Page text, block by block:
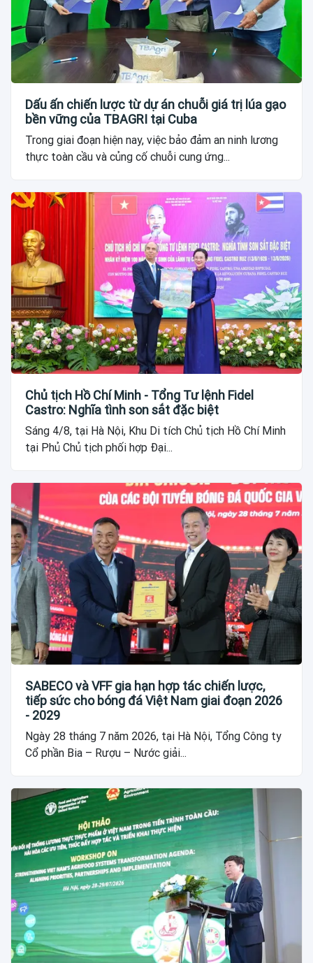
Dấu ấn chiến lược từ dự án chuỗi giá trị lúa gạo
bền vững của TBAGRI tại Cuba
Trong giai đoạn hiện nay, việc bảo đảm an ninh lương
thực toàn cầu và củng cố chuỗi cung ứng...
Chủ tịch Hồ Chí Minh - Tổng Tư lệnh Fidel
Castro: Nghĩa tình son sắt đặc biệt
Sáng 4/8, tại Hà Nội, Khu Di tích Chủ tịch Hồ Chí Minh
tại Phủ Chủ tịch phối hợp Đại...
SABECO và VFF gia hạn hợp tác chiến lược,
tiếp sức cho bóng đá Việt Nam giai đoạn 2026
- 2029
Ngày 28 tháng 7 năm 2026, tại Hà Nội, Tổng Công ty
Cổ phần Bia – Rượu – Nước giải...